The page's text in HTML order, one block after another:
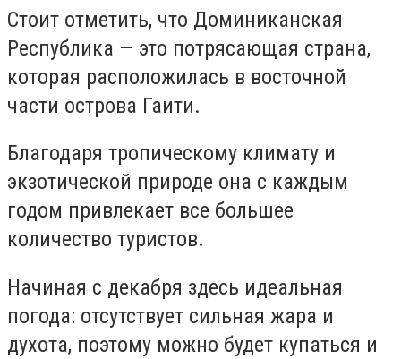
Стоит отметить, что Доминиканская
Республика — это потрясающая страна,
которая расположилась в восточной
части острова Гаити.
Благодаря тропическому климату и
экзотической природе она с каждым
годом привлекает все большее
количество туристов.
Начиная с декабря здесь идеальная
погода: отсутствует сильная жара и
духота, поэтому можно будет купаться и